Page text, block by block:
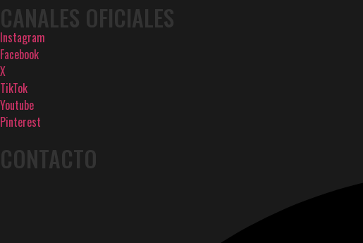
CANALES OFICIALES
Instagram
Facebook
X
TikTok
Youtube
Pinterest
CONTACTO